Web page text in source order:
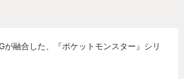
が融合した、『ポケットモンスター』シリ